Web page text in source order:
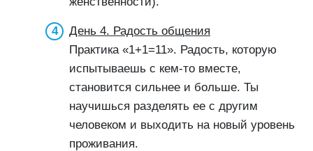
День 4. Радость общения
Практика «1+1=11». Радость, которую
испытываешь с кем-то вместе,
становится сильнее и больше. Ты
научишься разделять ее с другим
человеком и выходить на новый уровень
проживания.